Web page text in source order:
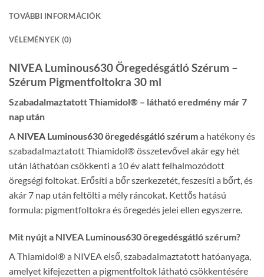
TOVÁBBI INFORMÁCIÓK
VÉLEMÉNYEK (0)
NIVEA Luminous630 Öregedésgátló Szérum –
Szérum Pigmentfoltokra 30 ml
Szabadalmaztatott Thiamidol® – látható eredmény már 7
nap után
A NIVEA Luminous630 öregedésgátló széruma hatékony és
szabadalmaztatott Thiamidol® összetevővel akár egy hét
után láthatóan csökkenti a 10 év alatt felhalmozódott
öregségi foltokat. Erősíti a bőr szerkezetét, feszesíti a bőrt, és
akár 7 nap után feltölti a mély ráncokat. Kettős hatású
formula: pigmentfoltokra és öregedés jelei ellen egyszerre.
Mit nyújt a NIVEA Luminous630 öregedésgátló szérum?
A Thiamidol® a NIVEA első, szabadalmaztatott hatóanyaga,
amelyet kifejezetten a pigmentfoltok látható csökkentésére